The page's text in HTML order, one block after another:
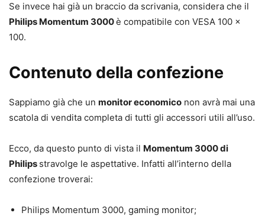
Se invece hai già un braccio da scrivania, considera che il
Philips Momentum 3000è compatibile con VESA 100 x
100.
Contenuto della confezione
Sappiamo già che un monitor economico non avrà mai una
scatola di vendita completa di tutti gli accessori utili all’uso.
Ecco, da questo punto di vista il Momentum 3000 di
Philips stravolge le aspettative. Infatti all’interno della
confezione troverai:
Philips Momentum 3000, gaming monitor;